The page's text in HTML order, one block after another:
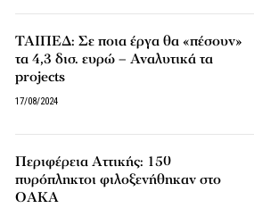
ΤΑΙΠΕΔ: Σε ποια έργα θα «πέσουν»
τα 4,3 δισ. ευρώ – Αναλυτικά τα
projects
17/08/2024
Περιφέρεια Αττικής: 150
πυρόπληκτοι φιλοξενήθηκαν στο
ΟΑΚΑ